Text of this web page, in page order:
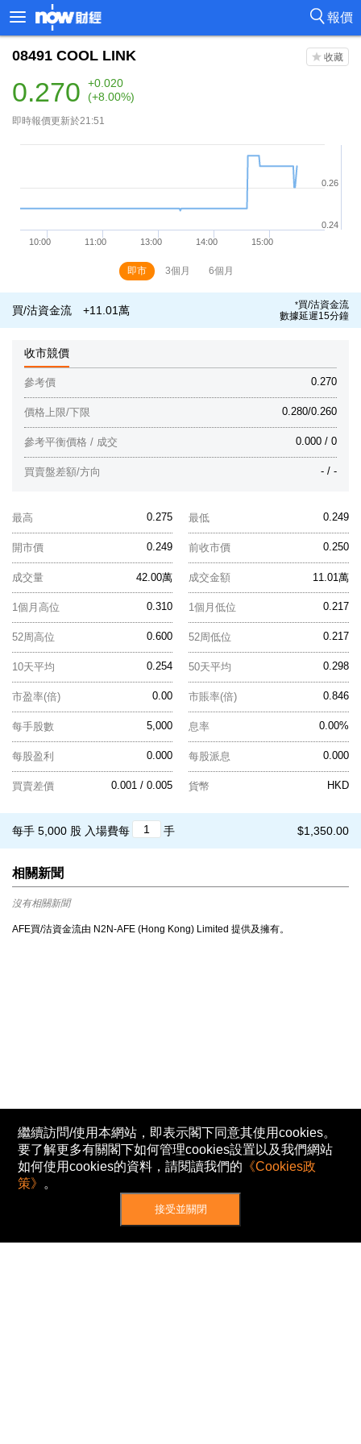
報價
08491 COOL LINK
0.270
+0.020
(+8.00%)
即時報價更新於21:51
即市 3個月 6個月
買/沽資金流 +11.01萬 *買/沽資金流
數據延遲15分鐘
收市競價
0.270
參考價
0.280/0.260
價格上限/下限
0.000 / 0
參考平衡價格 / 成交
- / -
買賣盤差額/方向
0.275
最高 0.249
最低
0.249
開市價 0.250
前收市價
42.00萬
成交量 11.01萬
成交金額
0.310
1個月高位 0.217
1個月低位
0.600
52周高位 0.217
52周低位
0.254
10天平均 0.298
50天平均
0.00
市盈率(倍) 0.846
市賬率(倍)
5,000
每手股數 0.00%
息率
0.000
每股盈利 0.000
每股派息
0.001 / 0.005
買賣差價 HKD
貨幣
$1,350.00
每手 5,000 股 入場費每 手
相關新聞
沒有相關新聞
AFE買/沽資金流由 N2N-AFE (Hong Kong) Limited 提供及擁有。
繼續訪問/使用本網站，即表示閣下同意其使用cookies。
要了解更多有關閣下如何管理cookies設置以及我們網站
如何使用cookies的資料，請閱讀我們的 《Cookies政
策》 。
接受並關閉